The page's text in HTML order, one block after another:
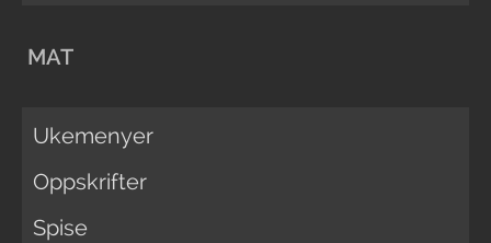
MAT
Ukemenyer
Oppskrifter
Spise